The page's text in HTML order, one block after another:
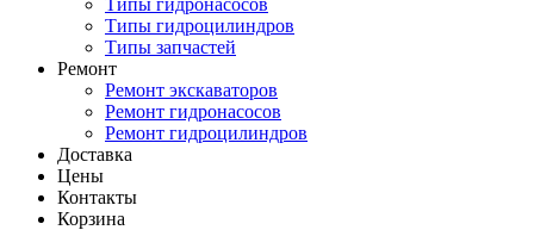
Типы гидронасосов
Типы гидроцилиндров
Типы запчастей
Ремонт
Ремонт экскаваторов
Ремонт гидронасосов
Ремонт гидроцилиндров
Доставка
Цены
Контакты
Корзина